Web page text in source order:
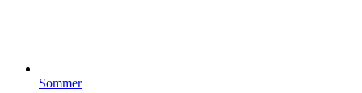
Sommer